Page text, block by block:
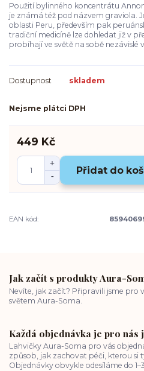
Použití bylinného koncentrátu
je známá též pod názvem graviola.
oblasti Peru, především pak
tradiční medicíně lze dohledat již v
probíhají ve světě na sobě nezávislé
Dostupnost skladem
Nejsme plátci DPH
449 Kč
Přidat do
EAN kód:
Jak začít s produkty Aura-
Nevíte, jak začít? Připravili jsme pro
světem Aura-Soma.
Každá objednávka je pro nás
Lahvičky Aura-Soma pro vás
způsob, jak zachovat péči, kterou si
Objednávky obvykle odesíláme do